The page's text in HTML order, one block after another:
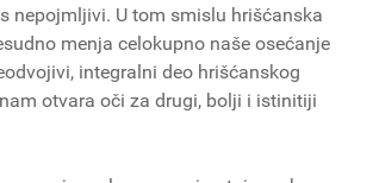
nepojmljivi. U tom smislu hrišćanska
menja celokupno naše osećanje
integralni deo hrišćanskog
otvara oči za drugi, bolji i istinitiji